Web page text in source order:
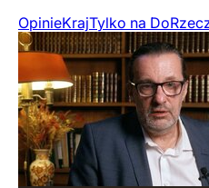
OpinieKrajTylko na